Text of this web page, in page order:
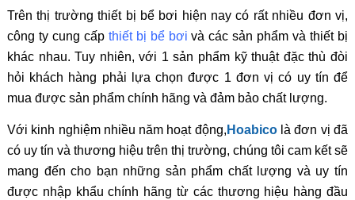
Trên thị trường thiết bị bể bơi hiện nay có rất nhiều đơn vị,
công ty cung cấp thiết bị bể bơi và các sản phẩm và thiết bị
khác nhau. Tuy nhiên, với 1 sản phẩm kỹ thuật đặc thù đòi
hỏi khách hàng phải lựa chọn được 1 đơn vị có uy tín để
mua được sản phẩm chính hãng và đảm bảo chất lượng.
Với kinh nghiệm nhiều năm hoạt động, Hoabicolà đơn vị đã
có uy tín và thương hiệu trên thị trường, chúng tôi cam kết sẽ
mang đến cho bạn những sản phẩm chất lượng và uy tín
được nhập khẩu chính hãng từ các thương hiệu hàng đầu